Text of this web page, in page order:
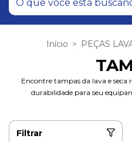
Início > PEÇAS
Encontre tampas da lava e seca
durabilidade para seu
Filtrar